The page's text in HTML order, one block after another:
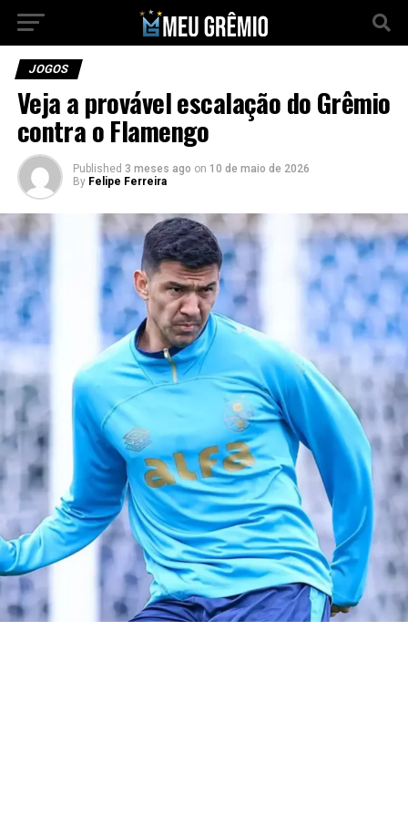
JOGOS
Veja a provável escalação do Grêmio
contra o Flamengo
Published 3 meses ago on 10 de maio de 2026
By Felipe Ferreira